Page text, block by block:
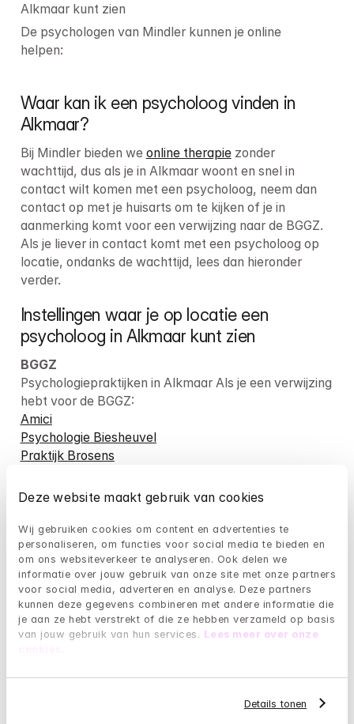
Deze website maakt gebruik van cookies
Wij gebruiken cookies om content en advertenties te
personaliseren, om functies voor social media te bieden en
om ons websiteverkeer te analyseren. Ook delen we
informatie over jouw gebruik van onze site met onze partners
voor social media, adverteren en analyse. Deze partners
kunnen deze gegevens combineren met andere informatie die
je aan ze hebt verstrekt of die ze hebben verzameld op basis
van jouw gebruik van hun services. Lees meer over onze
Details tonen
Waar kan ik een psycholoog vinden in
Alkmaar?
Bij Mindler bieden we online therapie zonder
wachttijd, dus als je in Alkmaar woont en snel in
contact wilt komen met een psycholoog, neem dan
contact op met je huisarts om te kijken of je in
aanmerking komt voor een verwijzing naar de BGGZ.
Als je liever in contact komt met een psycholoog op
locatie, ondanks de wachttijd, lees dan hieronder
verder.
Instellingen waar je op locatie een
psycholoog in Alkmaar kunt zien
Psychologiepraktijken in Alkmaar Als je een verwijzing
Amici
Psychologie Biesheuvel
Praktijk Brosens
GGZ Noord Holland
Non-profitorganisatie die geestelijke hulp biedt in
Alkmaar:
Gemeente Alkmaar
online helpen:
1. Als je een geldige BGGZ-verwijzing van je huisarts
Alkmaar kunt zien
De psychologen van Mindler kunnen je online
helpen: